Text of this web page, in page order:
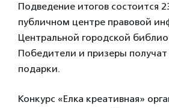
Подведение итогов состоится
публичном центре правовой
Центральной городской
Победители и призеры
подарки.
Конкурс «Елка креативная»